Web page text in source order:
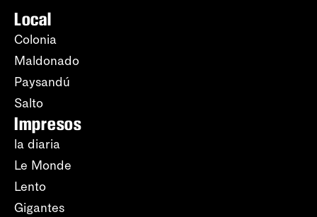
Local
Colonia
Maldonado
Paysandú
Salto
Impresos
la diaria
Le Monde
Lento
Gigantes